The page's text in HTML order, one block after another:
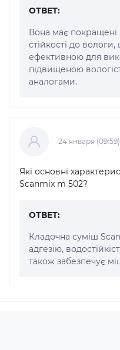
ОТВЕТ:
Вона має покращені
стійкості до
ефективною для
підвищеною
аналогами.
24 января (09:59)
Які основні
Scanmix m 502?
ОТВЕТ:
Кладочна суміш
адгезію,
також забезпечує